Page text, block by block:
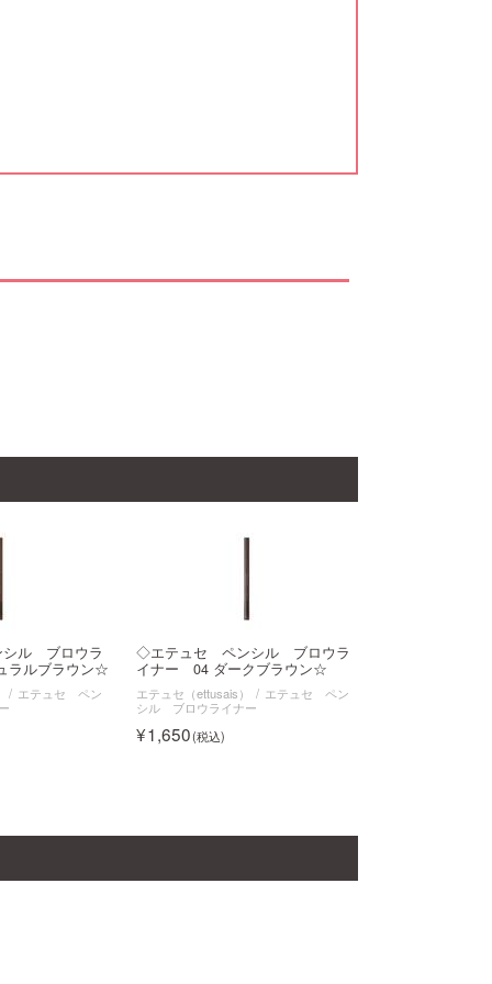
ル ブロウラ
ラルブラウン☆
エテュセ ペン
◇エテュセ ペンシル ブロウラ
イナー 04 ダークブラウン☆
エテュセ（ettusais）
エテュセ ペン
シル ブロウライナー
1,650